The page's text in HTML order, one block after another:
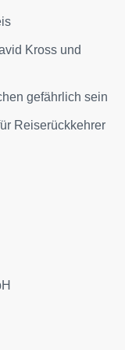
Kross und
gefährlich sein
Reiserückkehrer